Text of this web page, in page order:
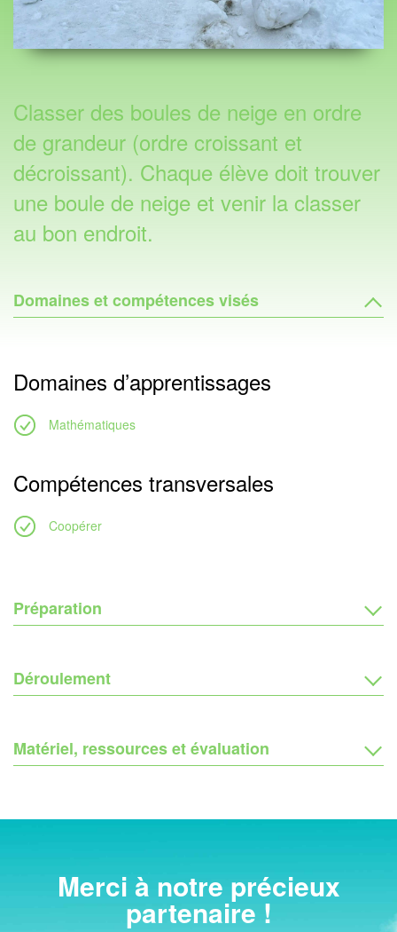
Classer des boules de neige en ordre
de grandeur (ordre croissant et
décroissant). Chaque élève doit trouver
une boule de neige et venir la classer
au bon endroit.
Domaines et compétences visés
Domaines d’apprentissages
Mathématiques
Compétences transversales
Coopérer
Préparation
Déroulement
Matériel, ressources et évaluation
Merci à notre précieux
partenaire !